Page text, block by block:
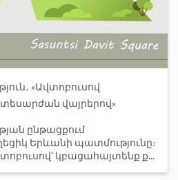
«Ավտոբուսով
վայրերով»
ընթացքում
Երևանի պատմությունը։
կբացահայտենք ք...